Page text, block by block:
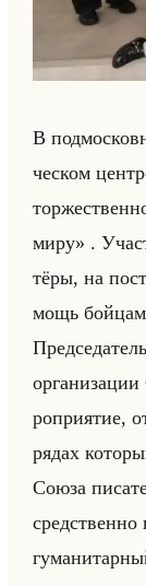
В
че­ском
миру» .
тё­ры, на
мощь
ро­при­ятие,
рядах
Союза
сред­ствен­но